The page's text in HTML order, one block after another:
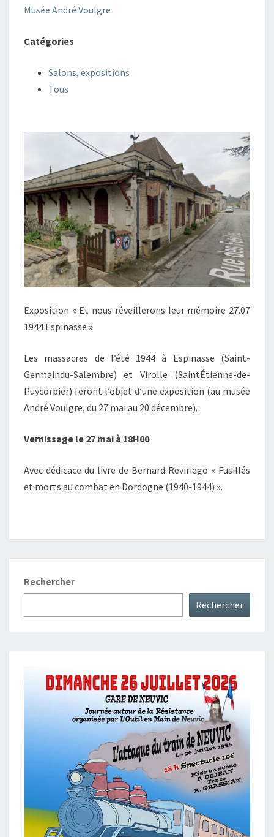
Musée André Voulgre
Catégories
Salons, expositions
Tous
Exposition « Et nous réveillerons leur mémoire 27.07
1944 Espinasse »
Les massacres de l’été 1944 à Espinasse (Saint-
Germaindu-Salembre) et Virolle (SaintÉtienne-de-
Puycorbier) feront l’objet d’une exposition (au musée
André Voulgre, du 27 mai au 20 décembre).
Vernissage le 27 mai à 18H00
Avec dédicace du livre de Bernard Reviriego « Fusillés
et morts au combat en Dordogne (1940-1944) ».
Rechercher
Rechercher